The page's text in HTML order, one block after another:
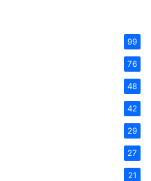
99
76
48
42
29
27
21